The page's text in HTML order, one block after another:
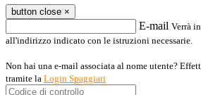
button close ×
E-mail Verrà
all'indirizzo indicato con le istruzioni necessarie.
Non hai una e-mail associata al nome utente?
tramite la Login Spaggiari